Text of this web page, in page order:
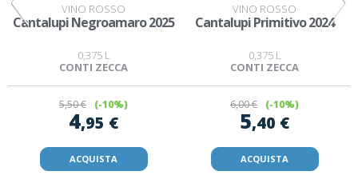
VINO ROSSO
Cantalupi Negroamaro 2025
0,375 L
CONTI ZECCA
5,50 € (-10%)
4,95 €
ACQUISTA
VINO ROSSO
Cantalupi Primitivo 2024
0,375 L
CONTI ZECCA
6,00 € (-10%)
5,40 €
ACQUISTA